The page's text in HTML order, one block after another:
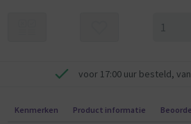
voor 17:00 uur besteld,
Kenmerken Product informatie